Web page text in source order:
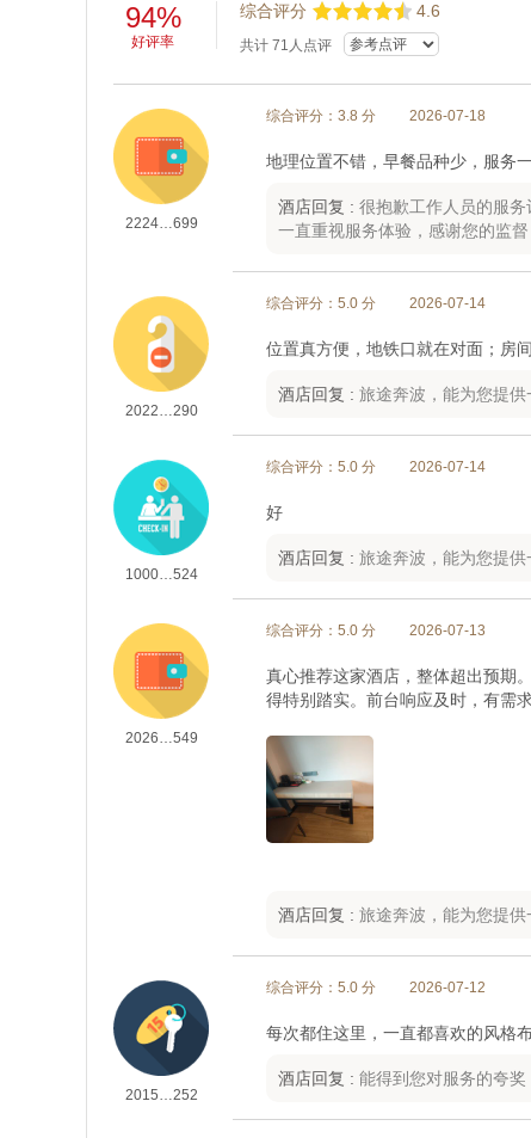
94%
好评率
综合评分 4.6
共计 71 人点评
2224…699
综合评分：3.8 分 2026-07-18
地理位置不错，早餐品种少，服务一
酒店回复 : 很抱歉工作人员的服
一直重视服务体验，感谢您的监
2022…290
综合评分：5.0 分 2026-07-14
位置真方便，地铁口就在对面；房
酒店回复 : 旅途奔波，能为您提供
1000…524
综合评分：5.0 分 2026-07-14
好
酒店回复 : 旅途奔波，能为您提供
2026…549
综合评分：5.0 分 2026-07-13
真心推荐这家酒店，整体超出预期
得特别踏实。前台响应及时，有需
酒店回复 : 旅途奔波，能为您提供
2015…252
综合评分：5.0 分 2026-07-12
每次都住这里，一直都喜欢的风格
酒店回复 : 能得到您对服务的夸奖